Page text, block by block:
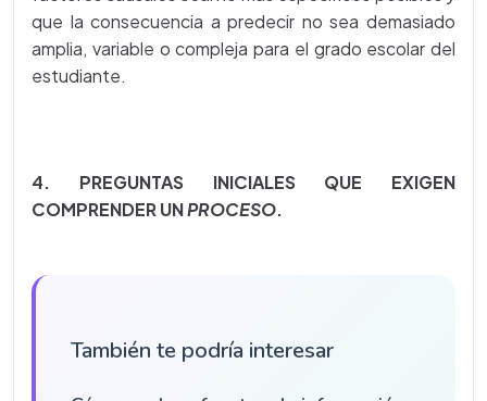
que la consecuencia a predecir no sea demasiado
amplia, variable o compleja para el grado escolar del
estudiante.
4. PREGUNTAS INICIALES QUE EXIGEN
COMPRENDER UNPROCESO.
También te podría interesar